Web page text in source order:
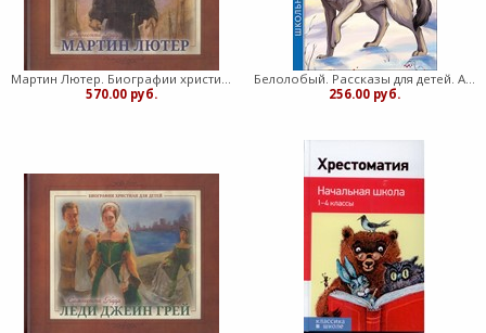
Мартин Лютер. Биографии христиан для детей (Твердый)
570.00 руб.
Белолобый. Рассказы для детей. Антон Чехов (Твердый)
256.00 руб.